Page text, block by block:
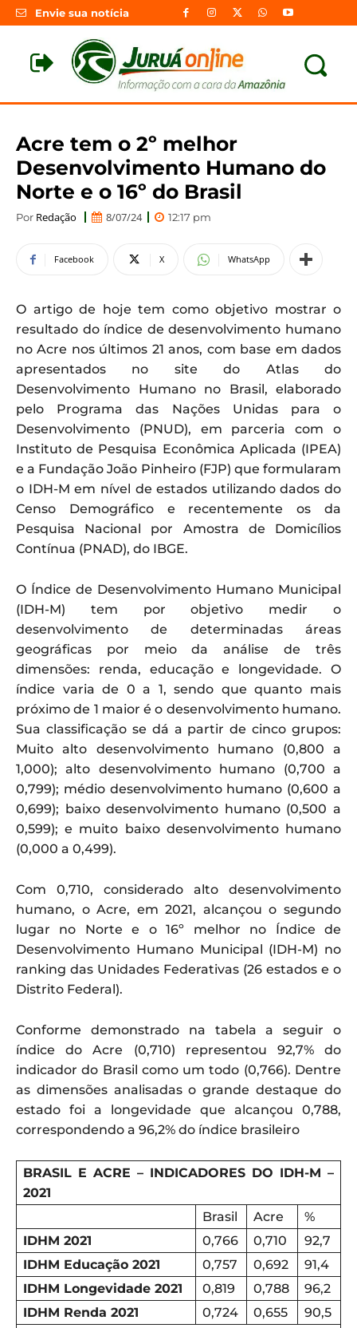
Envie sua notícia
Acre tem o 2º melhor
Desenvolvimento Humano do
Norte e o 16º do Brasil
Por Redação 8/07/24 12:17 pm
Facebook X WhatsApp
O artigo de hoje tem como objetivo mostrar o
resultado do índice de desenvolvimento humano
no Acre nos últimos 21 anos, com base em dados
apresentados no site do Atlas do
Desenvolvimento Humano no Brasil, elaborado
pelo Programa das Nações Unidas para o
Desenvolvimento (PNUD), em parceria com o
Instituto de Pesquisa Econômica Aplicada (IPEA)
e a Fundação João Pinheiro (FJP) que formularam
o IDH-M em nível de estados utilizando dados do
Censo Demográfico e recentemente os da
Pesquisa Nacional por Amostra de Domicílios
Contínua (PNAD), do IBGE.
O Índice de Desenvolvimento Humano Municipal
(IDH-M) tem por objetivo medir o
desenvolvimento de determinadas áreas
geográficas por meio da análise de três
dimensões: renda, educação e longevidade. O
índice varia de 0 a 1, sendo que quanto mais
próximo de 1 maior é o desenvolvimento humano.
Sua classificação se dá a partir de cinco grupos:
Muito alto desenvolvimento humano (0,800 a
1,000); alto desenvolvimento humano (0,700 a
0,799); médio desenvolvimento humano (0,600 a
0,699); baixo desenvolvimento humano (0,500 a
0,599); e muito baixo desenvolvimento humano
(0,000 a 0,499).
Com 0,710, considerado alto desenvolvimento
humano, o Acre, em 2021, alcançou o segundo
lugar no Norte e o 16º melhor no Índice de
Desenvolvimento Humano Municipal (IDH-M) no
ranking das Unidades Federativas (26 estados e o
Distrito Federal).
Conforme demonstrado na tabela a seguir o
índice do Acre (0,710) representou 92,7% do
indicador do Brasil como um todo (0,766). Dentre
as dimensões analisadas o grande destaque do
estado foi a longevidade que alcançou 0,788,
correspondendo a 96,2% do índice brasileiro
BRASIL E ACRE – INDICADORES DO IDH-M –
2021
Brasil
Acre
%
IDHM 2021
0,766 0,710
92,7
IDHM Educação 2021
0,757 0,692
91,4
IDHM Longevidade 2021
0,819 0,788
96,2
IDHM Renda 2021
0,724 0,655
90,5